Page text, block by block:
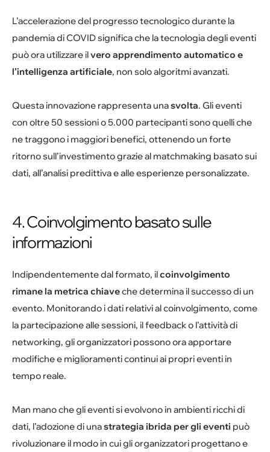
L’accelerazione del progresso tecnologico durante la
pandemia di COVID significa che la tecnologia degli eventi
può ora utilizzare ilvero apprendimento automatico e
l’intelligenza artificiale, non solo algoritmi avanzati.
Questa innovazione rappresenta unasvolta. Gli eventi
con oltre 50 sessioni o 5.000 partecipanti sono quelli che
ne traggono i maggiori benefici, ottenendo un forte
ritorno sull’investimento grazie al matchmaking basato sui
dati, all’analisi predittiva e alle esperienze personalizzate.
4. Coinvolgimento basato sulle
informazioni
Indipendentemente dal formato, ilcoinvolgimento
rimane la metrica chiaveche determina il successo di un
evento. Monitorando i dati relativi al coinvolgimento, come
la partecipazione alle sessioni, il feedback o l’attività di
networking, gli organizzatori possono ora apportare
modifiche e miglioramenti continui ai propri eventi in
tempo reale.
Man mano che gli eventi si evolvono in ambienti ricchi di
dati, l’adozione di unastrategia ibrida per gli eventi può
rivoluzionare il modo in cui gli organizzatori progettano e